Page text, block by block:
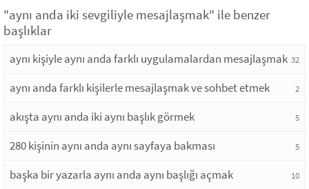
"aynı anda iki sevgiliyle mesajlaşmak" ile benzer
başlıklar
aynı kişiyle aynı anda farklı uygulamalardan mesajlaşmak 32
aynı anda farklı kişilerle mesajlaşmak ve sohbet etmek 2
akışta aynı anda iki aynı başlık görmek 5
280 kişinin aynı anda aynı sayfaya bakması 5
başka bir yazarla aynı anda aynı başlığı açmak 10